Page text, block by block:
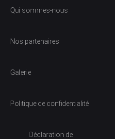
Qui sommes-nous
Nos partenaires
Galerie
Politique de confidentialité
Déclaration de